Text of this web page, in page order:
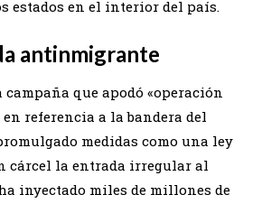
estados en el interior del país.
antinmigrante
campaña que apodó «operación
referencia a la bandera del
medidas como una ley
cárcel la entrada irregular al
inyectado miles de millones de